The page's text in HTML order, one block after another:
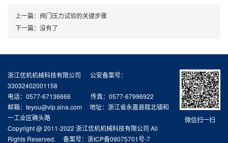
上一篇： 阀门压力试验的关键步骤
下一篇： 没有了
微信扫一扫
浙江优机机械科技有限公司
公安备案号：
33032402001158
电话：0577-67136666
传真：0577-67996922
邮箱：teyou@vip.sina.com
地址：浙江省永嘉县瓯北镇和
一工业区礁头路
Copyright @ 2011-2022 浙江优机机械科技有限公司 All
Rights Reserved.
备案号： 浙ICP备09075701号-7